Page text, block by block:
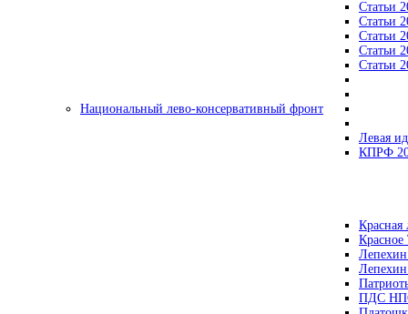
Статьи
Статьи
Статьи
Статьи
Статьи
Национальный лево-консервативный фронт
Левая
КПРФ
Красная
ПДС